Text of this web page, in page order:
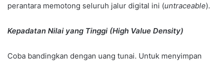
perantara memotong seluruh jalur digital ini (untraceable).
Kepadatan Nilai yang Tinggi (High Value Density)
Coba bandingkan dengan uang tunai. Untuk menyimpan